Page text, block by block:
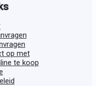
op met
te koop